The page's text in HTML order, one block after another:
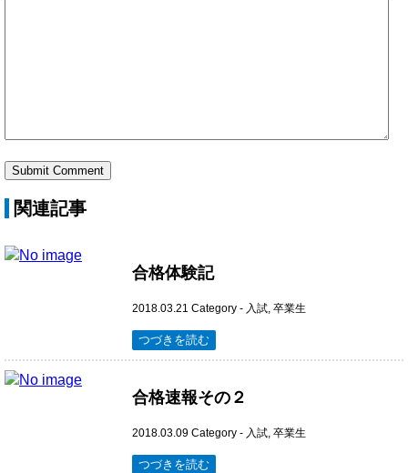
関連記事
合格体験記
2018.03.21 Category - 入試, 卒業生
つづきを読む
合格速報その２
2018.03.09 Category - 入試, 卒業生
つづきを読む